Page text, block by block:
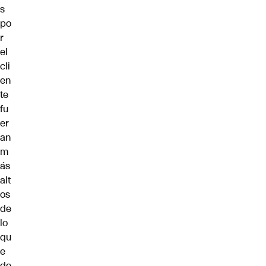
s
po
r
el
cli
en
te
fu
er
an
m
ás
alt
os
de
lo
qu
e